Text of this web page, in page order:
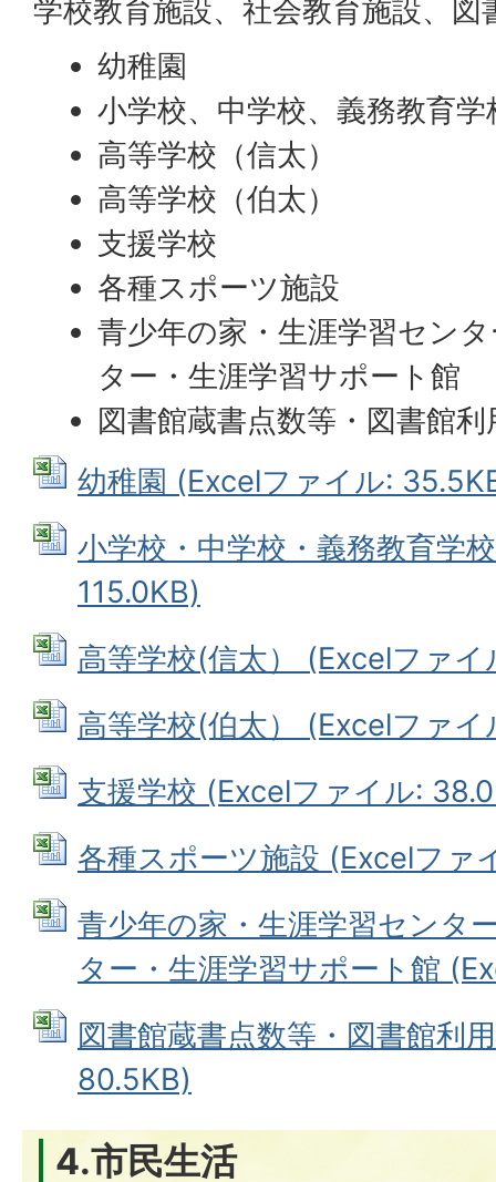
学校教育施設、社会教育施設、
幼稚園
小学校、中学校、義務教育学
高等学校（信太）
高等学校（伯太）
支援学校
各種スポーツ施設
青少年の家・生涯学習セン
ター・生涯学習サポート館
図書館蔵書点数等・図書館利
幼稚園 (Excelファイル:
小学校・中学校・義務教育学
115.0KB)
高等学校(信太） (Excelファ
高等学校(伯太） (Excelファ
支援学校 (Excelファイル:
各種スポーツ施設 (Excelファ
青少年の家・生涯学習センタ
ター・生涯学習サポート館
図書館蔵書点数等・図書館利
80.5KB)
4.市民生活